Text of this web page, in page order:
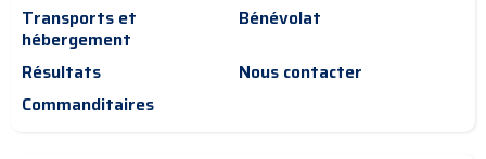
Transports et
hébergement
Bénévolat
Résultats
Nous contacter
Commanditaires